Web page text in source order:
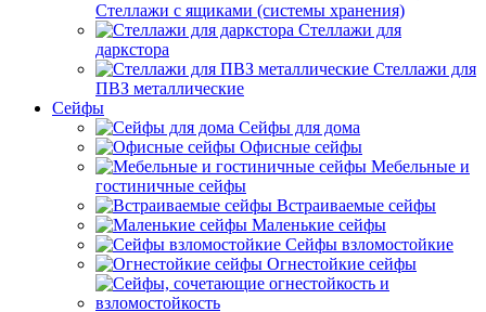
Стеллажи с ящиками (системы хранения)
Стеллажи для
даркстора
Стеллажи для
ПВЗ металлические
Сейфы
Сейфы для дома
Офисные сейфы
Мебельные и
гостиничные сейфы
Встраиваемые сейфы
Маленькие сейфы
Сейфы взломостойкие
Огнестойкие сейфы